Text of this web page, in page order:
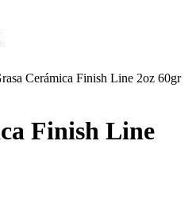
Cerámica Finish Line 2oz 60gr
Finish Line